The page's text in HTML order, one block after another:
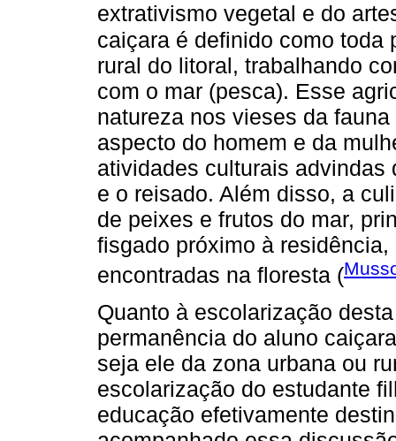
extrativismo vegetal e do
caiçara é definido como toda
rural do litoral, trabalhando
com o mar (pesca). Esse
natureza nos vieses da
aspecto do homem e da
atividades culturais advindas
e o reisado. Além disso, a
de peixes e frutos do mar,
fisgado próximo à
encontradas na floresta (
Quanto à escolarização
permanência do aluno
seja ele da zona urbana ou
escolarização do estudante
educação efetivamente